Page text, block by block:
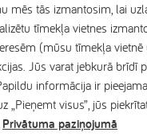
mēs tās izmantosim, lai
tīmekļa vietnes
(mūsu tīmekļa
Jūs varat jebkurā brīdī
informācija ir
„Pieņemt visus”, jūs
Privātuma paziņojumā